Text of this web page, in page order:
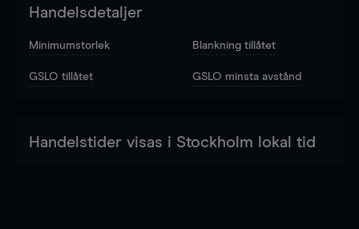
Handelsdetaljer
Minimumstorlek Blankning tillåtet
GSLO tillåtet GSLO minsta avstånd
Handelstider visas i Stockholm lokal tid